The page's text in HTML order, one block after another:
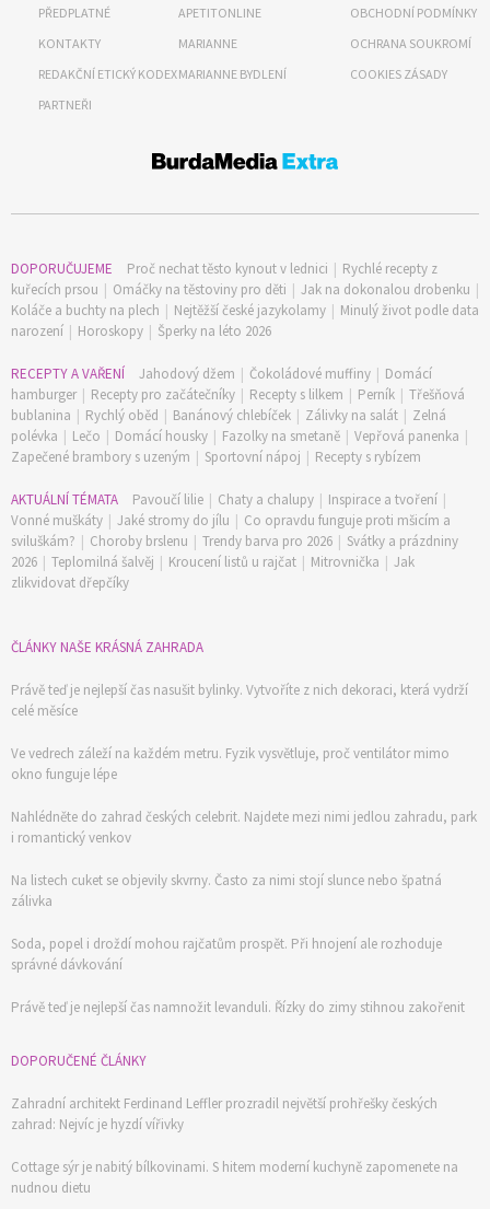
PŘEDPLATNÉ
KONTAKTY
REDAKČNÍ ETICKÝ KODEX
PARTNEŘI
APETITONLINE
MARIANNE
MARIANNE BYDLENÍ
OBCHODNÍ PODMÍNKY
OCHRANA SOUKROMÍ
COOKIES ZÁSADY
DOPORUČUJEME Proč nechat těsto kynout v lednici | Rychlé recepty z
kuřecích prsou | Omáčky na těstoviny pro děti | Jak na dokonalou drobenku |
Koláče a buchty na plech | Nejtěžší české jazykolamy | Minulý život podle data
narození | Horoskopy | Šperky na léto 2026
RECEPTY A VAŘENÍ Jahodový džem | Čokoládové muffiny | Domácí
hamburger | Recepty pro začátečníky | Recepty s lilkem | Perník | Třešňová
bublanina | Rychlý oběd | Banánový chlebíček | Zálivky na salát | Zelná
polévka | Lečo | Domácí housky | Fazolky na smetaně | Vepřová panenka |
Zapečené brambory s uzeným | Sportovní nápoj | Recepty s rybízem
AKTUÁLNÍ TÉMATA Pavoučí lilie | Chaty a chalupy | Inspirace a tvoření |
Vonné muškáty | Jaké stromy do jílu | Co opravdu funguje proti mšicím a
sviluškám? | Choroby brslenu | Trendy barva pro 2026 | Svátky a prázdniny
2026 | Teplomilná šalvěj | Kroucení listů u rajčat | Mitrovnička | Jak
zlikvidovat dřepčíky
ČLÁNKY NAŠE KRÁSNÁ ZAHRADA
Právě teď je nejlepší čas nasušit bylinky. Vytvoříte z nich dekoraci, která vydrží
celé měsíce
Ve vedrech záleží na každém metru. Fyzik vysvětluje, proč ventilátor mimo
okno funguje lépe
Nahlédněte do zahrad českých celebrit. Najdete mezi nimi jedlou zahradu, park
i romantický venkov
Na listech cuket se objevily skvrny. Často za nimi stojí slunce nebo špatná
zálivka
Soda, popel i droždí mohou rajčatům prospět. Při hnojení ale rozhoduje
správné dávkování
Právě teď je nejlepší čas namnožit levanduli. Řízky do zimy stihnou zakořenit
DOPORUČENÉ ČLÁNKY
Zahradní architekt Ferdinand Leffler prozradil největší prohřešky českých
zahrad: Nejvíc je hyzdí vířivky
Cottage sýr je nabitý bílkovinami. S hitem moderní kuchyně zapomenete na
nudnou dietu